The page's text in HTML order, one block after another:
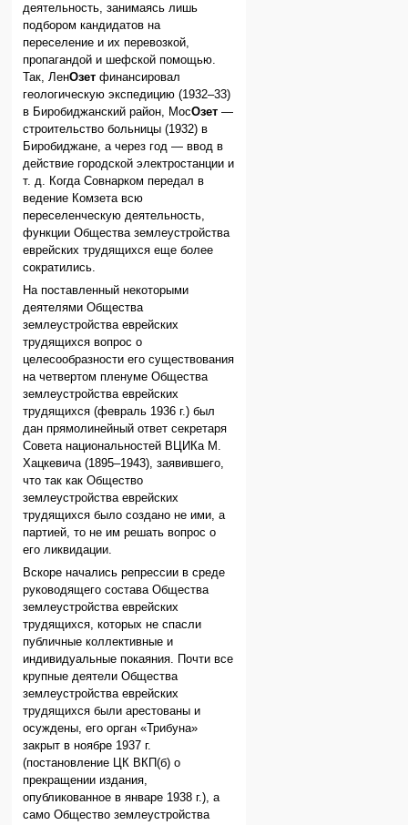
деятельность, занимаясь лишь
подбором кандидатов на
переселение и их перевозкой,
пропагандой и шефской помощью.
Так, ЛенОзет финансировал
геологическую экспедицию (1932–33)
в Биробиджанский район, МосОзет —
строительство больницы (1932) в
Биробиджане, а через год — ввод в
действие городской электростанции и
т. д. Когда Совнарком передал в
ведение Комзета всю
переселенческую деятельность,
функции Общества землеустройства
еврейских трудящихся еще более
сократились.
На поставленный некоторыми
деятелями Общества
землеустройства еврейских
трудящихся вопрос о
целесообразности его существования
на четвертом пленуме Общества
землеустройства еврейских
трудящихся (февраль 1936 г.) был
дан прямолинейный ответ секретаря
Совета национальностей ВЦИКа М.
Хацкевича (1895–1943), заявившего,
что так как Общество
землеустройства еврейских
трудящихся было создано не ими, а
партией, то не им решать вопрос о
его ликвидации.
Вскоре начались репрессии в среде
руководящего состава Общества
землеустройства еврейских
трудящихся, которых не спасли
публичные коллективные и
индивидуальные покаяния. Почти все
крупные деятели Общества
землеустройства еврейских
трудящихся были арестованы и
осуждены, его орган «Трибуна»
закрыт в ноябре 1937 г.
(постановление ЦК ВКП(б) о
прекращении издания,
опубликованное в январе 1938 г.), а
само Общество землеустройства